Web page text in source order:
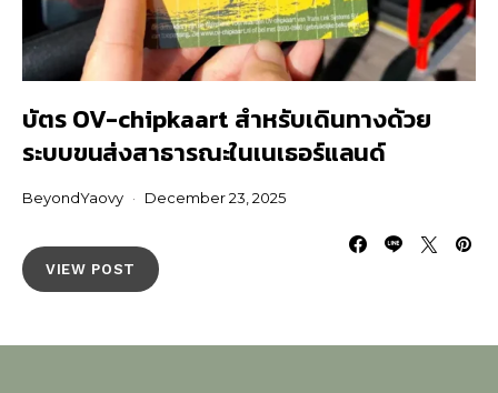
บัตร OV-chipkaart สำหรับเดินทางด้วย
ระบบขนส่งสาธารณะในเนเธอร์แลนด์
BeyondYaovy December 23, 2025
VIEW POST